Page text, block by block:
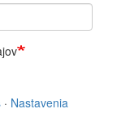
· Nastavenia